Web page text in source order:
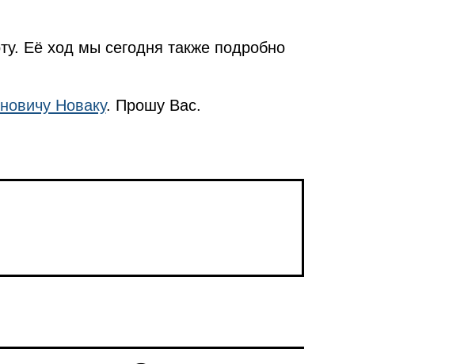
Её ход мы сегодня также подробно
Новаку. Прошу Вас.